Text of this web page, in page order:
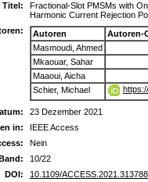
Titel:
Fractional-Slot PMSMs with
Harmonic Current Rejection
Autoren
Autoren-
Masmoudi, Ahmed
Mkaouar, Sahar
Maaoui, Aicha
Schier, Michael
23 Dezember 2021
in:
IEEE Access
Nein
Band:
10/22
DOI:
10.1109/